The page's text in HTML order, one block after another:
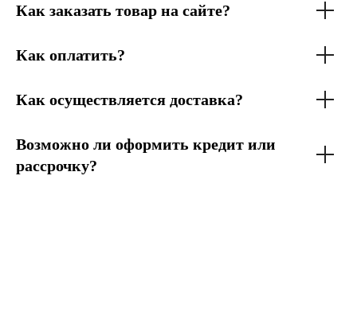
Как заказать товар на сайте?
Как оплатить?
Как осуществляется доставка?
Возможно ли оформить кредит или
рассрочку?